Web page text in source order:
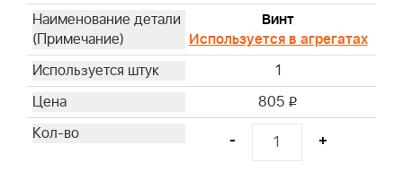
Винт
Используется в агрегатах
1
805 i
- +